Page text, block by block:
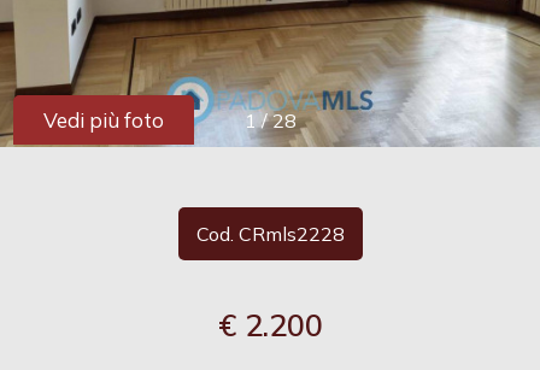
1 / 28
Vedi più foto
Cod. CRmls2228
€ 2.200
Provincia
Comune